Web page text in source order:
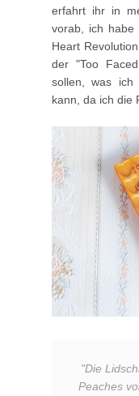
erfahrt ihr in
vorab, ich
Heart
der "Too
sollen, was ich
kann, da ich die
"Die
Peaches